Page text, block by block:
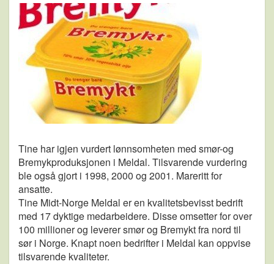
Tine har igjen vurdert lønnsomheten med smør-og
Bremykproduksjonen i Meldal. Tilsvarende vurdering
ble også gjort i 1998, 2000 og 2001. Mareritt for
ansatte.
Tine Midt-Norge Meldal er en kvalitetsbevisst bedrift
med 17 dyktige medarbeidere. Disse omsetter for over
100 millioner og leverer smør og Bremykt fra nord til
sør i Norge. Knapt noen bedrifter i Meldal kan oppvise
tilsvarende kvaliteter.